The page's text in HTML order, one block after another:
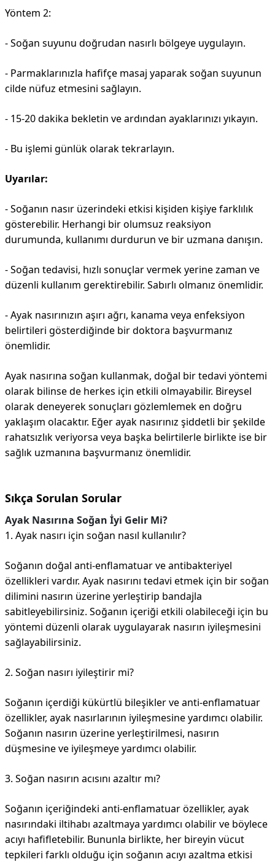
Yöntem 2:
- Soğan suyunu doğrudan nasırlı bölgeye uygulayın.
- Parmaklarınızla hafifçe masaj yaparak soğan suyunun
cilde nüfuz etmesini sağlayın.
- 15-20 dakika bekletin ve ardından ayaklarınızı yıkayın.
- Bu işlemi günlük olarak tekrarlayın.
Uyarılar:
- Soğanın nasır üzerindeki etkisi kişiden kişiye farklılık
gösterebilir. Herhangi bir olumsuz reaksiyon
durumunda, kullanımı durdurun ve bir uzmana danışın.
- Soğan tedavisi, hızlı sonuçlar vermek yerine zaman ve
düzenli kullanım gerektirebilir. Sabırlı olmanız önemlidir.
- Ayak nasırınızın aşırı ağrı, kanama veya enfeksiyon
belirtileri gösterdiğinde bir doktora başvurmanız
önemlidir.
Ayak nasırına soğan kullanmak, doğal bir tedavi yöntemi
olarak bilinse de herkes için etkili olmayabilir. Bireysel
olarak deneyerek sonuçları gözlemlemek en doğru
yaklaşım olacaktır. Eğer ayak nasırınız şiddetli bir şekilde
rahatsızlık veriyorsa veya başka belirtilerle birlikte ise bir
sağlık uzmanına başvurmanız önemlidir.
Sıkça Sorulan Sorular
Ayak Nasırına Soğan İyi Gelir Mi?
1. Ayak nasırı için soğan nasıl kullanılır?
Soğanın doğal anti-enflamatuar ve antibakteriyel
özellikleri vardır. Ayak nasırını tedavi etmek için bir soğan
dilimini nasırın üzerine yerleştirip bandajla
sabitleyebilirsiniz. Soğanın içeriği etkili olabileceği için bu
yöntemi düzenli olarak uygulayarak nasırın iyileşmesini
sağlayabilirsiniz.
2. Soğan nasırı iyileştirir mi?
Soğanın içerdiği kükürtlü bileşikler ve anti-enflamatuar
özellikler, ayak nasırlarının iyileşmesine yardımcı olabilir.
Soğanın nasırın üzerine yerleştirilmesi, nasırın
düşmesine ve iyileşmeye yardımcı olabilir.
3. Soğan nasırın acısını azaltır mı?
Soğanın içeriğindeki anti-enflamatuar özellikler, ayak
nasırındaki iltihabı azaltmaya yardımcı olabilir ve böylece
acıyı hafifletebilir. Bununla birlikte, her bireyin vücut
tepkileri farklı olduğu için soğanın acıyı azaltma etkisi